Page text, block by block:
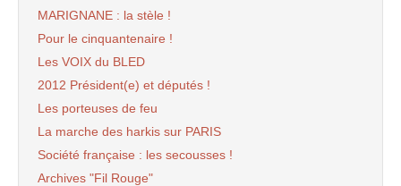
MARIGNANE : la stèle !
Pour le cinquantenaire !
Les VOIX du BLED
2012 Président(e) et députés !
Les porteuses de feu
La marche des harkis sur PARIS
Société française : les secousses !
Archives "Fil Rouge"